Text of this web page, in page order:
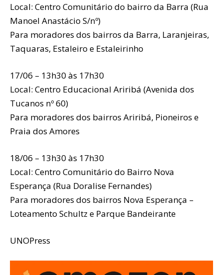
Local: Centro Comunitário do bairro da Barra (Rua
Manoel Anastácio S/nº)
Para moradores dos bairros da Barra, Laranjeiras,
Taquaras, Estaleiro e Estaleirinho
17/06 – 13h30 às 17h30
Local: Centro Educacional Ariribá (Avenida dos
Tucanos nº 60)
Para moradores dos bairros Ariribá, Pioneiros e
Praia dos Amores
18/06 – 13h30 às 17h30
Local: Centro Comunitário do Bairro Nova
Esperança (Rua Doralise Fernandes)
Para moradores dos bairros Nova Esperança –
Loteamento Schultz e Parque Bandeirante
UNOPress